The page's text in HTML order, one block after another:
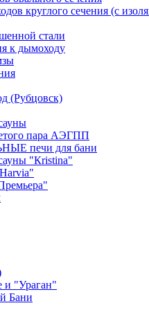
круглого сечения (с
стали
к дымоходу
(Рубцовск)
пара АЭГПП
печи для бани
"Кristina"
и "Ураган"
Бани